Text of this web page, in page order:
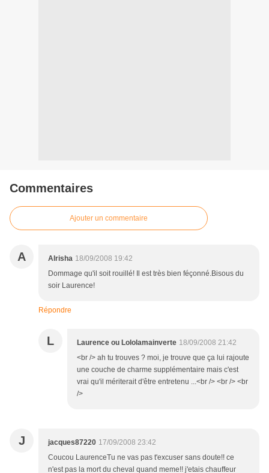
Commentaires
Ajouter un commentaire
A Alrisha 18/09/2008 19:42
Dommage qu'il soit rouillé! Il est très bien féçonné.Bisous du
soir Laurence!
Répondre
L Laurence ou Lololamainverte 18/09/2008 21:42
<br /> ah tu trouves ? moi, je trouve que ça lui rajoute
une couche de charme supplémentaire mais c'est
vrai qu'il mériterait d'être entretenu ...<br /> <br /> <br
/>
J jacques87220 17/09/2008 23:42
Coucou LaurenceTu ne vas pas t'excuser sans doute!! ce
n'est pas la mort du cheval quand meme!! j'etais chauffeur